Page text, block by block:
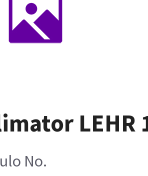
LEHR
No.